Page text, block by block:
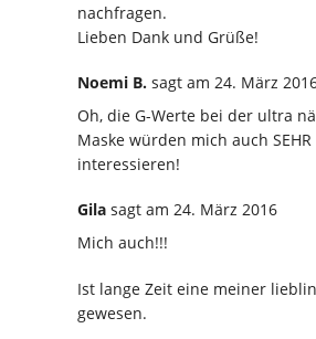
nachfragen.
Lieben Dank und Grüße!
Noemi B. sagt am 24. März
Oh, die G-Werte bei der ultra
Maske würden mich auch SEHR
interessieren!
Gila sagt am 24. März 2016
Mich auch!!!
Ist lange Zeit eine meiner
gewesen.